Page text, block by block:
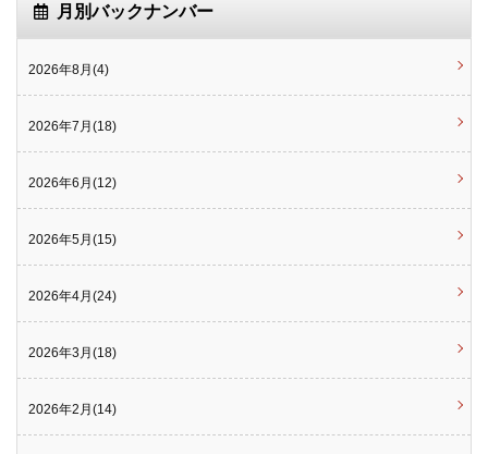
月別バックナンバー
2026年8月(4)
2026年7月(18)
2026年6月(12)
2026年5月(15)
2026年4月(24)
2026年3月(18)
2026年2月(14)